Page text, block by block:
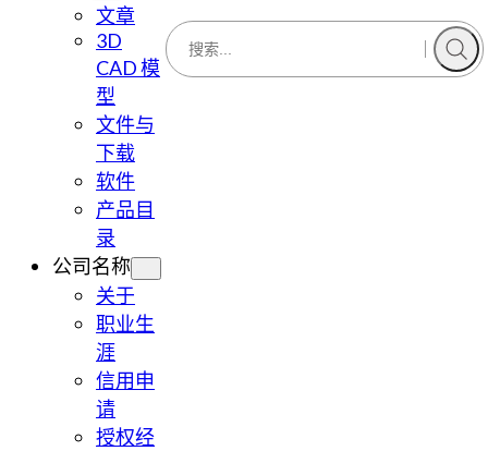
文章
3D
CAD 模
型
文件与
下载
软件
产品目
录
公司名称
关于
职业生
涯
信用申
请
授权经